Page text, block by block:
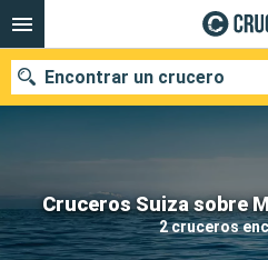
Cruceros Suiza sobre
2 cruceros
Encontrar un crucero
Nuestros destinos
Fecha de salida